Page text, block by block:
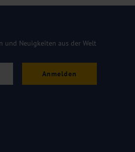
und Neuigkeiten aus der Welt
Anmelden